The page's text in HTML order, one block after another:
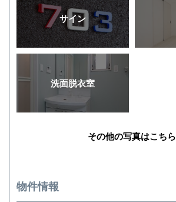
サイン
洗面脱衣室
その他の写真はこちら
物件情報